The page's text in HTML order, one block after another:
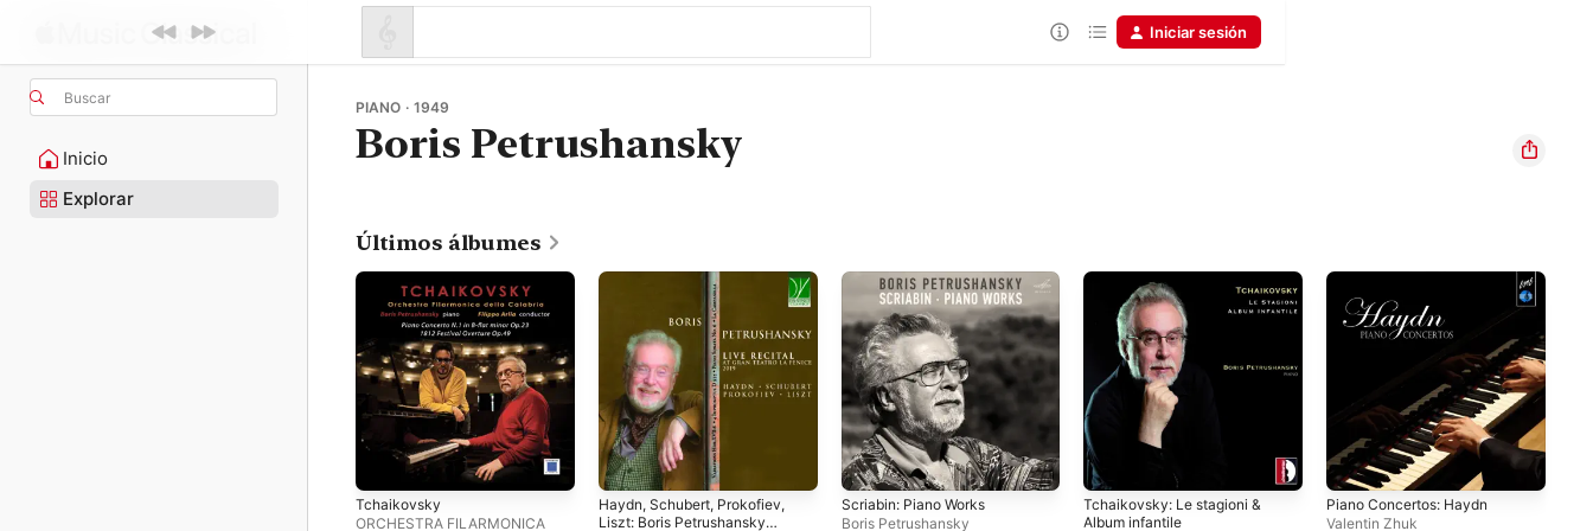
Buscar
Inicio
Explorar
Iniciar sesión
PIANO · 1949
Boris Petrushansky
Últimos álbumes
Tchaikovsky
ORCHESTRA FILARMONICA
Haydn, Schubert, Prokofiev,
Liszt: Boris Petrushansky
Scriabin: Piano Works
Boris Petrushansky
Tchaikovsky: Le stagioni &
Album infantile
Piano Concertos: Haydn
Valentin Zhuk